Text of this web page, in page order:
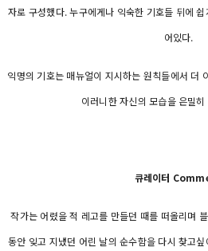
자로 구성했다. 누구에게나 익숙한 기호들 뒤에
어있다.
익명의 기호는 매뉴얼이 지시하는 원칙들에서 더
이러니한 자신의 모습을 은밀
큐레이터
작가는 어렸을 적 레고를 만들던 때를 떠올리며
동안 잊고 지냈던 어린 날의 순수함을 다시 찾고